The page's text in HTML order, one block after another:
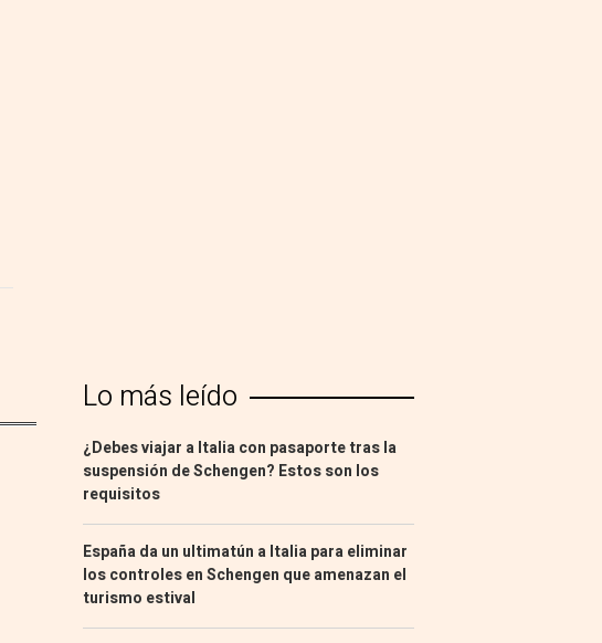
Lo más leído
¿Debes viajar a Italia con pasaporte tras la
suspensión de Schengen? Estos son los
requisitos
España da un ultimatún a Italia para eliminar
los controles en Schengen que amenazan el
turismo estival